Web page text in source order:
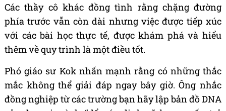
Các thầy côkhác đồng tình rằng chặng đường
phía trước vẫn còn dài nhưng việcđược tiếp xúc
với các bài học thực tế, được khám phávà hiểu
thêm vềquy trình làmộtđiều tốt.
Phó giáo sư Kok nhấn mạnh rằng cónhững thắc
mắc không thể giải đáp ngay bây giờ.Ông nhắc
đồng nghiệp từcác trường bạn hãy lập bảnđồDNA